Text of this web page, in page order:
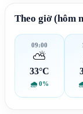
Theo giờ (hôm
09:00
⛅
33°C
🌧 0%